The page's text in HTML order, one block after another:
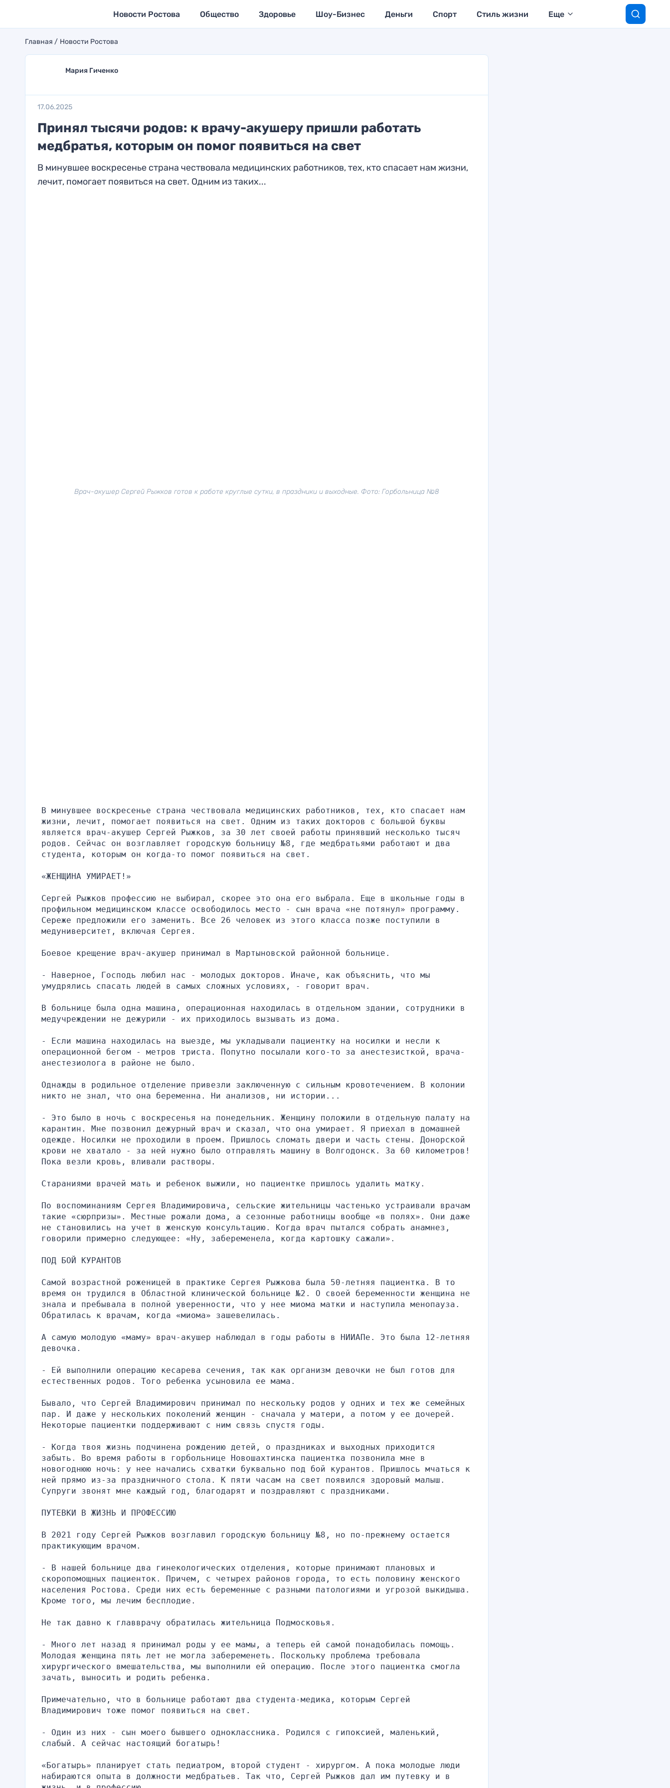
Новости Ростова Общество Здоровье Шоу-Бизнес Деньги Спорт Стиль жизни Еще
Главная Новости Ростова
Мария Гиченко
17.06.2025
Принял тысячи родов: к врачу-акушеру пришли работать
медбратья, которым он помог появиться на свет
В минувшее воскресенье страна чествовала медицинских работников, тех, кто спасает нам жизни,
лечит, помогает появиться на свет. Одним из таких...
Врач-акушер Сергей Рыжков готов к работе круглые сутки, в праздники и выходные. Фото: Горбольница №8
В минувшее воскресенье страна чествовала медицинских работников, тех, кто спасает нам
жизни, лечит, помогает появиться на свет. Одним из таких докторов с большой буквы
является врач-акушер Сергей Рыжков, за 30 лет своей работы принявший несколько тысяч
родов. Сейчас он возглавляет городскую больницу №8, где медбратьями работают и два
студента, которым он когда-то помог появиться на свет.
«ЖЕНЩИНА УМИРАЕТ!»
Сергей Рыжков профессию не выбирал, скорее это она его выбрала. Еще в школьные годы в
профильном медицинском классе освободилось место - сын врача «не потянул» программу.
Сереже предложили его заменить. Все 26 человек из этого класса позже поступили в
медуниверситет, включая Сергея.
Боевое крещение врач-акушер принимал в Мартыновской районной больнице.
- Наверное, Господь любил нас - молодых докторов. Иначе, как объяснить, что мы
умудрялись спасать людей в самых сложных условиях, - говорит врач.
В больнице была одна машина, операционная находилась в отдельном здании, сотрудники в
медучреждении не дежурили - их приходилось вызывать из дома.
- Если машина находилась на выезде, мы укладывали пациентку на носилки и несли к
операционной бегом - метров триста. Попутно посылали кого-то за анестезисткой, врача-
анестезиолога в районе не было.
Однажды в родильное отделение привезли заключенную с сильным кровотечением. В колонии
никто не знал, что она беременна. Ни анализов, ни истории...
- Это было в ночь с воскресенья на понедельник. Женщину положили в отдельную палату на
карантин. Мне позвонил дежурный врач и сказал, что она умирает. Я приехал в домашней
одежде. Носилки не проходили в проем. Пришлось сломать двери и часть стены. Донорской
крови не хватало - за ней нужно было отправлять машину в Волгодонск. За 60 километров!
Пока везли кровь, вливали растворы.
Стараниями врачей мать и ребенок выжили, но пациентке пришлось удалить матку.
По воспоминаниям Сергея Владимировича, сельские жительницы частенько устраивали врачам
такие «сюрпризы». Местные рожали дома, а сезонные работницы вообще «в полях». Они даже
не становились на учет в женскую консультацию. Когда врач пытался собрать анамнез,
говорили примерно следующее: «Ну, забеременела, когда картошку сажали».
ПОД БОЙ КУРАНТОВ
Самой возрастной роженицей в практике Сергея Рыжкова была 50-летняя пациентка. В то
время он трудился в Областной клинической больнице №2. О своей беременности женщина не
знала и пребывала в полной уверенности, что у нее миома матки и наступила менопауза.
Обратилась к врачам, когда «миома» зашевелилась.
А самую молодую «маму» врач-акушер наблюдал в годы работы в НИИАПе. Это была 12-летняя
девочка.
- Ей выполнили операцию кесарева сечения, так как организм девочки не был готов для
естественных родов. Того ребенка усыновила ее мама.
Бывало, что Сергей Владимирович принимал по нескольку родов у одних и тех же семейных
пар. И даже у нескольких поколений женщин - сначала у матери, а потом у ее дочерей.
Некоторые пациентки поддерживают с ним связь спустя годы.
- Когда твоя жизнь подчинена рождению детей, о праздниках и выходных приходится
забыть. Во время работы в горбольнице Новошахтинска пациентка позвонила мне в
новогоднюю ночь: у нее начались схватки буквально под бой курантов. Пришлось мчаться к
ней прямо из-за праздничного стола. К пяти часам на свет появился здоровый малыш.
Супруги звонят мне каждый год, благодарят и поздравляют с праздниками.
ПУТЕВКИ В ЖИЗНЬ И ПРОФЕССИЮ
В 2021 году Сергей Рыжков возглавил городскую больницу №8, но по-прежнему остается
практикующим врачом.
- В нашей больнице два гинекологических отделения, которые принимают плановых и
скоропомощных пациенток. Причем, с четырех районов города, то есть половину женского
населения Ростова. Среди них есть беременные с разными патологиями и угрозой выкидыша.
Кроме того, мы лечим бесплодие.
Не так давно к главврачу обратилась жительница Подмосковья.
- Много лет назад я принимал роды у ее мамы, а теперь ей самой понадобилась помощь.
Молодая женщина пять лет не могла забеременеть. Поскольку проблема требовала
хирургического вмешательства, мы выполнили ей операцию. После этого пациентка смогла
зачать, выносить и родить ребенка.
Примечательно, что в больнице работают два студента-медика, которым Сергей
Владимирович тоже помог появиться на свет.
- Один из них - сын моего бывшего одноклассника. Родился с гипоксией, маленький,
слабый. А сейчас настоящий богатырь!
«Богатырь» планирует стать педиатром, второй студент - хирургом. А пока молодые люди
набираются опыта в должности медбратьев. Так что, Сергей Рыжков дал им путевку и в